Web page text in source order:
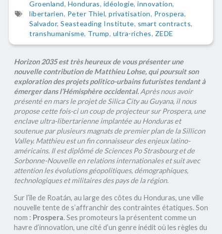
Groenland, Honduras, idéologie, innovation,
libertarien, Peter Thiel, privatisation, Prospera,
Salvador, Seasteading Institute, smart contracts,
transhumanisme, Trump, ultra-riches, ZEDE
Horizon 2035 est très heureux de vous présenter une
nouvelle contribution de Matthieu Lohse, qui poursuit son
exploration des projets politico-urbains futuristes tendant à
émerger dans l’Hémisphère occidental.Après nous avoir
présenté en mars le projet de Silica City au Guyana, il nous
propose cette fois-ci un coup de projecteur sur Prospera, une
enclave ultra-libertarienne implantée au Honduras et
soutenue par plusieurs magnats de premier plan de la Sillicon
Valley. Matthieu est un fin connaisseur des enjeux latino-
américains. Il est diplômé de Sciences Po Strasbourg et de
Sorbonne-Nouvelle en relations internationales et suit avec
attention les évolutions géopolitiques, démographiques,
technologiques et militaires des pays de la région.
Sur l’île de Roatán, au large des côtes du Honduras, une ville
nouvelle tente de s’affranchir des contraintes étatiques. Son
nom : Prospera. Ses promoteurs la présentent comme un
havre d’innovation, une cité d’un genre inédit où les règles du